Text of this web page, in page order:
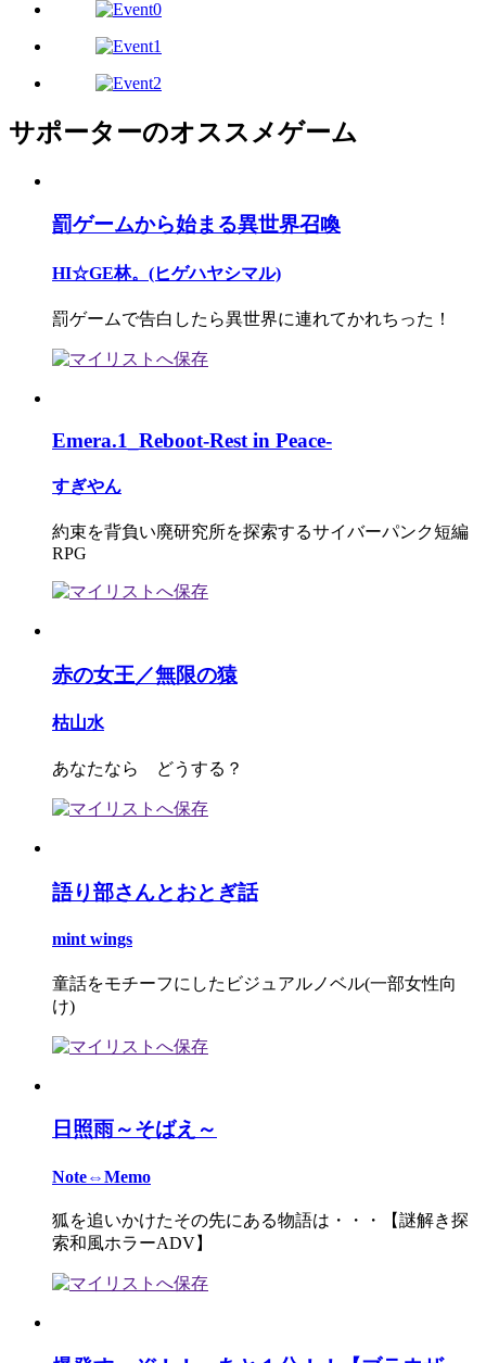
サポーターのオススメゲーム
罰ゲームから始まる異世界召喚
HI☆GE林。(ヒゲハヤシマル)
罰ゲームで告白したら異世界に連れてかれちった！
Emera.1_Reboot-Rest in Peace-
すぎやん
約束を背負い廃研究所を探索するサイバーパンク短編
RPG
赤の女王／無限の猿
枯山水
あなたなら どうする？
語り部さんとおとぎ話
mint wings
童話をモチーフにしたビジュアルノベル(一部女性向
け)
日照雨～そばえ～
Note⇔Memo
狐を追いかけたその先にある物語は・・・【謎解き探
索和風ホラーADV】